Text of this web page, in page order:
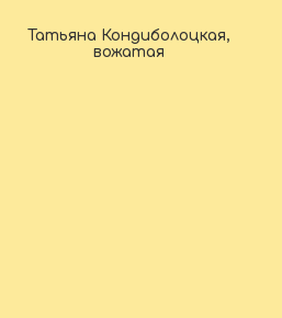
Татьяна Кондиболоцкая,
вожатая